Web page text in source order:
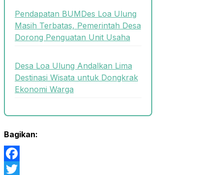
Pendapatan BUMDes Loa Ulung
Masih Terbatas, Pemerintah Desa
Dorong Penguatan Unit Usaha
Desa Loa Ulung Andalkan Lima
Destinasi Wisata untuk Dongkrak
Ekonomi Warga
Bagikan:
Facebook